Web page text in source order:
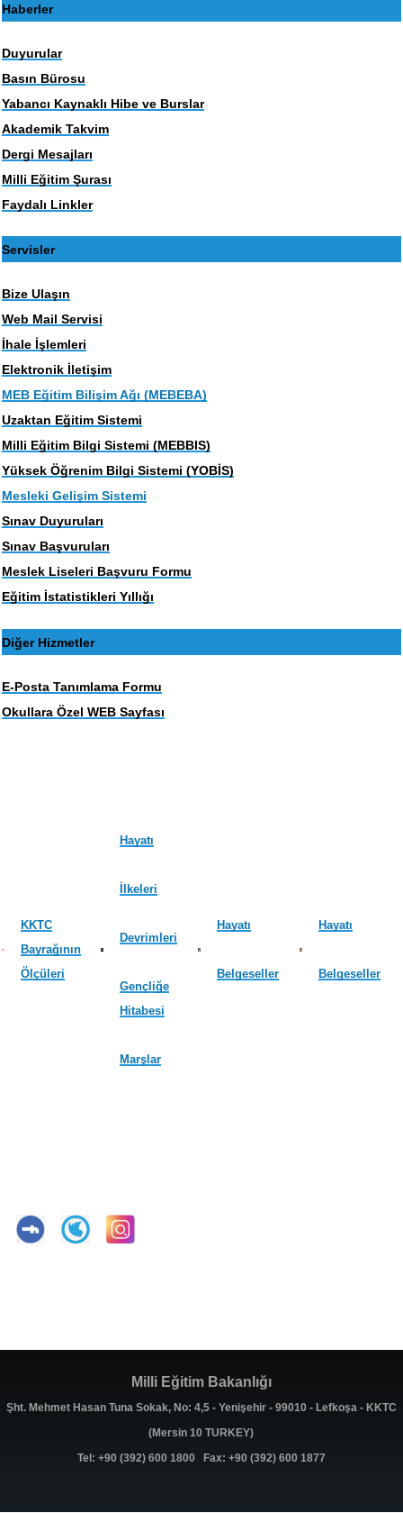
Haberler
Duyurular
Basın Bürosu
Yabancı Kaynaklı Hibe ve Burslar
Akademik Takvim
Dergi Mesajları
Milli Eğitim Şurası
Faydalı Linkler
Servisler
Bize Ulaşın
Web Mail Servisi
İhale İşlemleri
Elektronik İletişim
MEB Eğitim Bilişim Ağı (MEBEBA)
Uzaktan Eğitim Sistemi
Milli Eğitim Bilgi Sistemi (MEBBIS)
Yüksek Öğrenim Bilgi Sistemi (YOBİS)
Mesleki Gelişim Sistemi
Sınav Duyuruları
Sınav Başvuruları
Meslek Liseleri Başvuru Formu
Eğitim İstatistikleri Yıllığı
Diğer Hizmetler
E-Posta Tanımlama Formu
Okullara Özel WEB Sayfası
KKTC
Bayrağının
Ölçüleri
Hayatı
İlkeleri
Devrimleri
Gençliğe
Hitabesi
Marşlar
Hayatı
Belgeseller
Hayatı
Belgeseller
Milli Eğitim Bakanlığı
Şht. Mehmet Hasan Tuna Sokak, No: 4,5 - Yenişehir - 99010 - Lefkoşa - KKTC
(Mersin 10 TURKEY)
Tel: +90 (392) 600 1800 Fax: +90 (392) 600 1877